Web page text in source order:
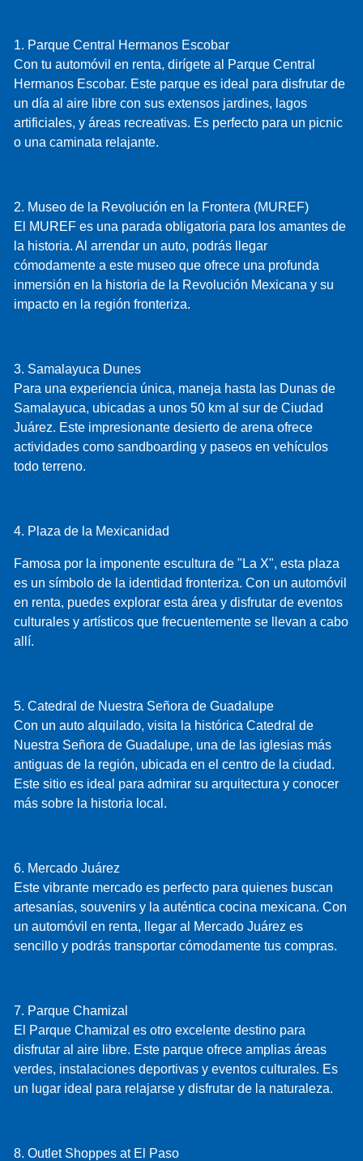
1. Parque Central Hermanos Escobar
Con tu automóvil en renta, dirígete al Parque Central
Hermanos Escobar. Este parque es ideal para disfrutar de
un día al aire libre con sus extensos jardines, lagos
artificiales, y áreas recreativas. Es perfecto para un picnic
o una caminata relajante.
2. Museo de la Revolución en la Frontera (MUREF)
El MUREF es una parada obligatoria para los amantes de
la historia. Al arrendar un auto, podrás llegar
cómodamente a este museo que ofrece una profunda
inmersión en la historia de la Revolución Mexicana y su
impacto en la región fronteriza.
3. Samalayuca Dunes
Para una experiencia única, maneja hasta las Dunas de
Samalayuca, ubicadas a unos 50 km al sur de Ciudad
Juárez. Este impresionante desierto de arena ofrece
actividades como sandboarding y paseos en vehículos
todo terreno.
4. Plaza de la Mexicanidad
Famosa por la imponente escultura de "La X", esta plaza
es un símbolo de la identidad fronteriza. Con un automóvil
en renta, puedes explorar esta área y disfrutar de eventos
culturales y artísticos que frecuentemente se llevan a cabo
allí.
5. Catedral de Nuestra Señora de Guadalupe
Con un auto alquilado, visita la histórica Catedral de
Nuestra Señora de Guadalupe, una de las iglesias más
antiguas de la región, ubicada en el centro de la ciudad.
Este sitio es ideal para admirar su arquitectura y conocer
más sobre la historia local.
6. Mercado Juárez
Este vibrante mercado es perfecto para quienes buscan
artesanías, souvenirs y la auténtica cocina mexicana. Con
un automóvil en renta, llegar al Mercado Juárez es
sencillo y podrás transportar cómodamente tus compras.
7. Parque Chamizal
El Parque Chamizal es otro excelente destino para
disfrutar al aire libre. Este parque ofrece amplias áreas
verdes, instalaciones deportivas y eventos culturales. Es
un lugar ideal para relajarse y disfrutar de la naturaleza.
8. Outlet Shoppes at El Paso